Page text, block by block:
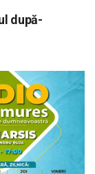
după-